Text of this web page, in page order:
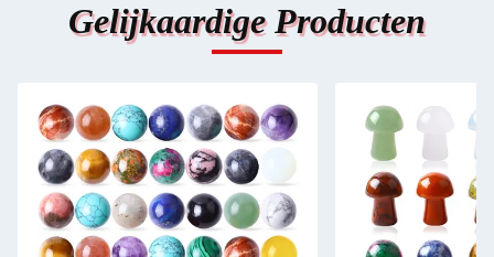
Gelijkaardige Producten